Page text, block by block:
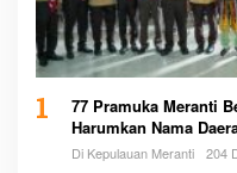
1
77 Pramuka Meranti
Harumkan Nama
Di Kepulauan Meranti 204